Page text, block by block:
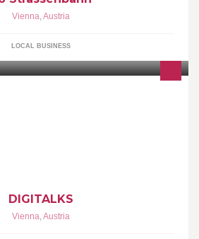
Vienna,Austria
LOCAL BUSINESS
DIGITALKS
Vienna,Austria